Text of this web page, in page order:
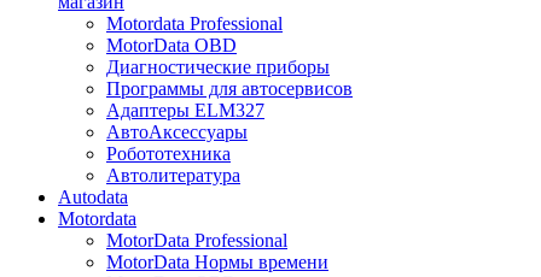
Motordata Professional
MotorData OBD
Диагностические приборы
Программы для автосервисов
Адаптеры ELM327
АвтоАксессуары
Робототехника
Автолитература
Autodata
Motordata
MotorData Professional
MotorData Нормы времени